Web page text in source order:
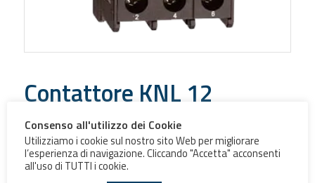
Contattore KNL 12
Contatto
Ausiliario
Consenso all'utilizzo dei Cookie
Utilizziamo i cookie sul nostro sito Web per migliorare
l’esperienza di navigazione. Cliccando "Accetta" acconsenti
all'uso di TUTTI i cookie.